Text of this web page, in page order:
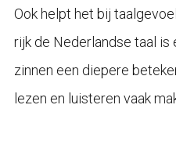
Ook helpt het bij
rijk de Nederlandse taal is
zinnen een diepere
lezen en luisteren vaak